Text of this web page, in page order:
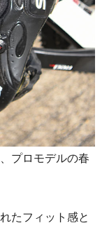
プロモデルの春
たフィット感と